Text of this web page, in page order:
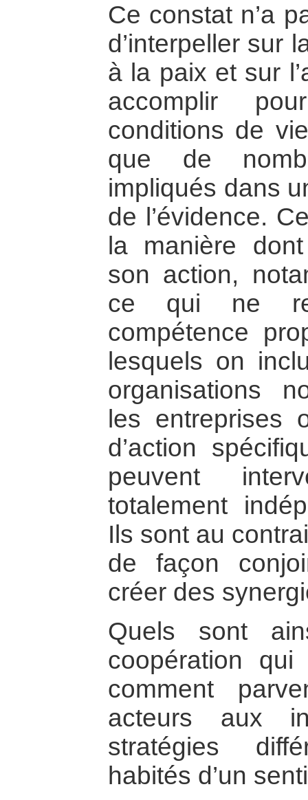
Ce constat n’a
d’interpeller sur
à la paix et sur
accomplir
conditions de
que de
impliqués dans
de l’évidence.
la manière
son action,
ce qui ne
compétence
lesquels on
organisations
les entreprises
d’action
peuvent
totalement
Ils sont au
de façon
créer des
Quels sont
coopération
comment
acteurs aux
stratégies
habités d’un